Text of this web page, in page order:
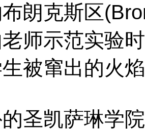
朗克斯区
师示范实验
被窜出的火
圣凯萨琳学